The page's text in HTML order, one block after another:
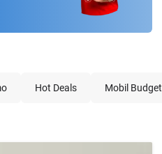
Hot Deals Mobil Budget